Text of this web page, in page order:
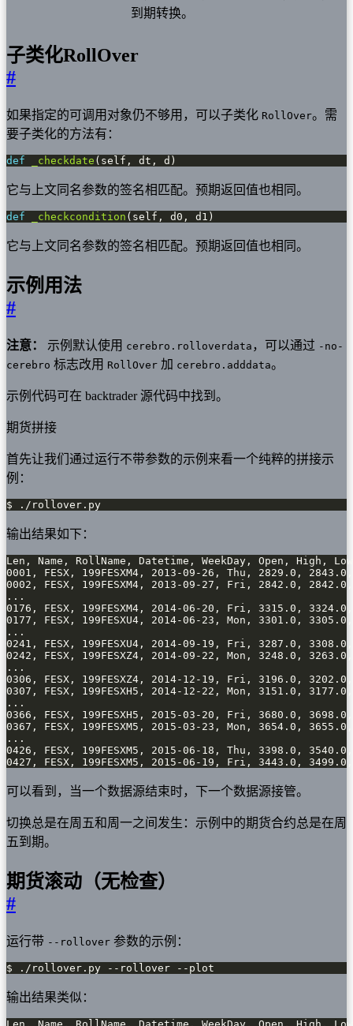
到期转换。
子类化RollOver
#
如果指定的可调用对象仍不够用，可以子类化 RollOver。需
要子类化的方法有：
def _checkdate (self, dt, d)
它与上文同名参数的签名相匹配。预期返回值也相同。
def _checkcondition (self, d0, d1)
它与上文同名参数的签名相匹配。预期返回值也相同。
示例用法
#
注意： 示例默认使用 cerebro.rolloverdata ，可以通过 -no-
cerebro 标志改用 RollOver 加 cerebro.adddata。
示例代码可在 backtrader 源代码中找到。
期货拼接
首先让我们通过运行不带参数的示例来看一个纯粹的拼接示
例：
$ ./rollover.py
输出结果如下：
0427, FESX, 199FESXM5, 2015-06-19, Fri, 3443.0,
可以看到，当一个数据源结束时，下一个数据源接管。
切换总是在周五和周一之间发生：示例中的期货合约总是在周
五到期。
期货滚动（无检查）
#
运行带 --rollover 参数的示例：
$ ./rollover.py --rollover --plot
输出结果类似：